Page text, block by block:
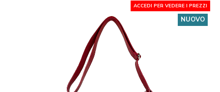
ACCEDI PER VEDERE I PREZZI
NUOVO